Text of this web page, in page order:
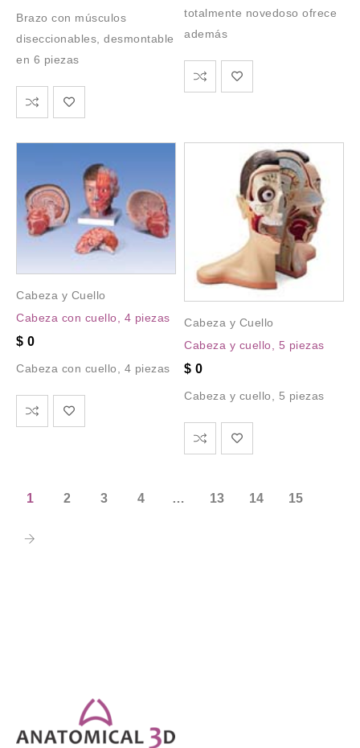
Brazo con músculos
diseccionables, desmontable
en 6 piezas
totalmente novedoso ofrece
además
Cabeza y Cuello
Cabeza con cuello, 4 piezas
$ 0
Cabeza con cuello, 4 piezas
Cabeza y Cuello
Cabeza y cuello, 5 piezas
$ 0
Cabeza y cuello, 5 piezas
1 2 3 4 … 13 14 15